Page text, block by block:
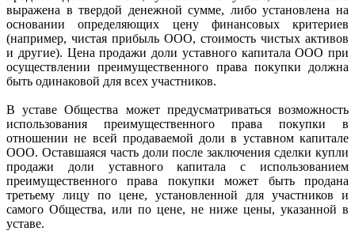
выражена в твердой денежной сумме, либо установлена на
основании определяющих цену финансовых критериев
(например, чистая прибыль ООО, стоимость чистых активов
и другие). Цена продажи доли уставного капитала ООО при
осуществлении преимущественного права покупки должна
быть одинаковой для всех участников.
В уставе Общества может предусматриваться возможность
использования преимущественного права покупки в
отношении не всей продаваемой доли в уставном капитале
ООО. Оставшаяся часть доли после заключения сделки купли
продажи доли уставного капитала с использованием
преимущественного права покупки может быть продана
третьему лицу по цене, установленной для участников и
самого Общества, или по цене, не ниже цены, указанной в
уставе.